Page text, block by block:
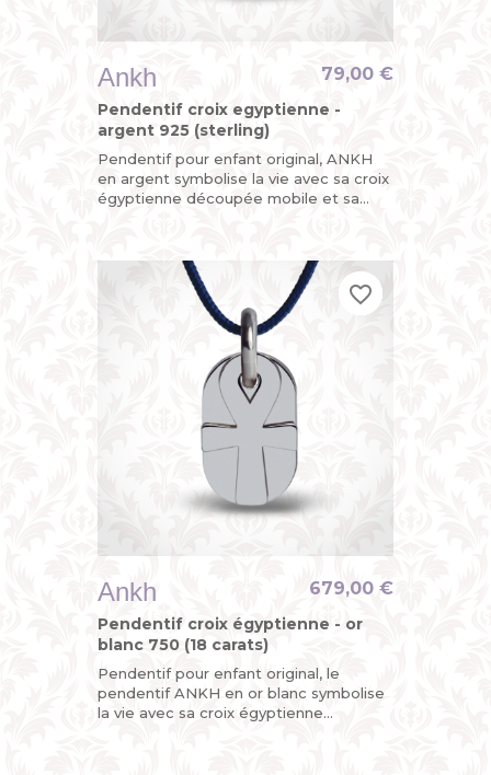
Ankh
Pendentif croix egyptienne -
argent 925 (sterling)
Pendentif pour enfant original, ANKH
en argent symbolise la vie avec sa croix
égyptienne découpée mobile et sa
79,00 €
Ankh
Pendentif croix égyptienne - or
blanc 750 (18 carats)
Pendentif pour enfant original, le
pendentif ANKH en or blanc symbolise
la vie avec sa croix égyptienne
679,00 €
favorite_border
favorite_border
favorite_border